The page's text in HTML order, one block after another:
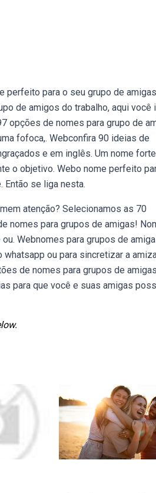
perfeito para o seu grupo de
de amigos do trabalho, aqui você
opções de nomes para grupo de
fofoca,. Webconfira 90 ideias de
e em inglês. Um nome forte
o objetivo. Webo nome perfeito
Então se liga nesta.
atenção? Selecionamos as 70
nomes para grupos de amigas!
Webnomes para grupos de
whatsapp ou para sincretizar a
de nomes para grupos de
para que você e suas amigas